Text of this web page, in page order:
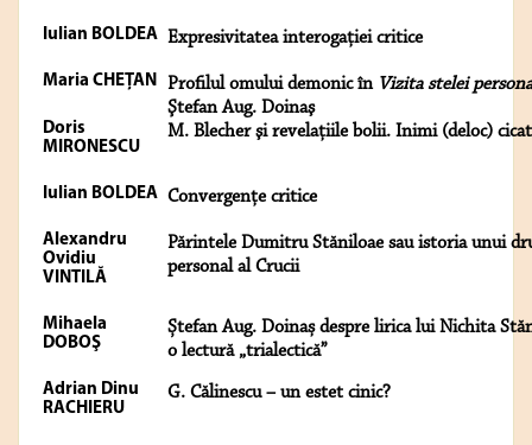
Iulian BOLDEA Expresivitatea interogaţiei critice
Maria CHEŢAN Profilul omului demonic în Vizita stelei
Ştefan Aug. Doinaş
Doris
MIRONESCU
M. Blecher şi revelaţiile bolii. Inimi (deloc)
Iulian BOLDEA Convergenţe critice
Alexandru
Ovidiu
VINTILĂ
Părintele Dumitru Stăniloae sau istoria unui
personal al Crucii
Mihaela
DOBOŞ
Ștefan Aug. Doinaș despre lirica lui Nichita
o lectură „trialectică”
Adrian Dinu
RACHIERU
G. Călinescu – un estet cinic?